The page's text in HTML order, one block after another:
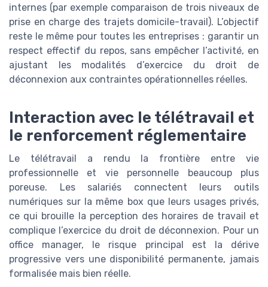
internes (par exemple comparaison de trois niveaux de
prise en charge des trajets domicile-travail). L’objectif
reste le même pour toutes les entreprises : garantir un
respect effectif du repos, sans empêcher l’activité, en
ajustant les modalités d’exercice du droit de
déconnexion aux contraintes opérationnelles réelles.
Interaction avec le télétravail et
le renforcement réglementaire
Le télétravail a rendu la frontière entre vie
professionnelle et vie personnelle beaucoup plus
poreuse. Les salariés connectent leurs outils
numériques sur la même box que leurs usages privés,
ce qui brouille la perception des horaires de travail et
complique l’exercice du droit de déconnexion. Pour un
office manager, le risque principal est la dérive
progressive vers une disponibilité permanente, jamais
formalisée mais bien réelle.